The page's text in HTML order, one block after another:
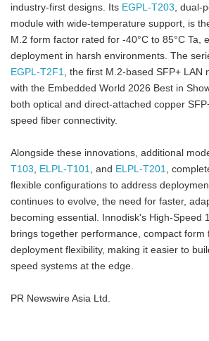
industry-first designs. Its EGPL-T203 , dual-
module with wide-temperature support, is
M.2 form factor rated for -40°C to 85°C Ta,
deployment in harsh environments. The
EGPL-T2F1
, the first M.2-based SFP+ LAN
with the Embedded World 2026 Best in
both optical and direct-attached copper
speed fiber connectivity.
Alongside these innovations, additional
T103
ELPL-T101 , and ELPL-T201
,
flexible configurations to address
continues to evolve, the need for faster,
becoming essential. Innodisk's High-Speed
brings together performance, compact form
deployment flexibility, making it easier to
speed systems at the edge.
PR Newswire Asia Ltd.